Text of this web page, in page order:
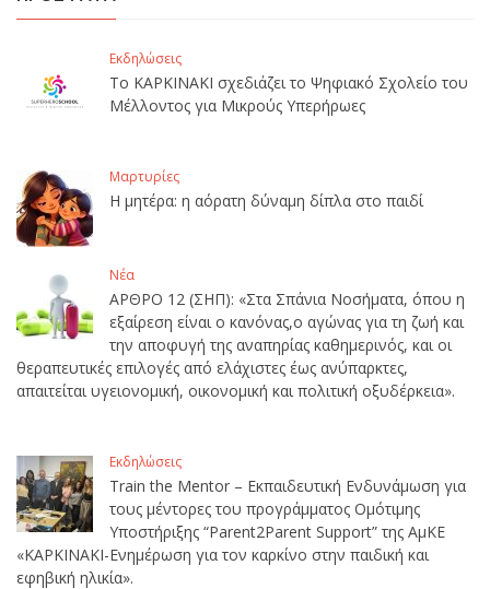
Εκδηλώσεις
Το ΚΑΡΚΙΝΑΚΙ σχεδιάζει το Ψηφιακό Σχολείο του
Μέλλοντος για Μικρούς Υπερήρωες
Μαρτυρίες
Η μητέρα: η αόρατη δύναμη δίπλα στο παιδί
Νέα
ΑΡΘΡΟ 12 (ΣΗΠ): «Στα Σπάνια Νοσήματα, όπου η
εξαίρεση είναι ο κανόνας,ο αγώνας για τη ζωή και
την αποφυγή της αναπηρίας καθημερινός, και οι
θεραπευτικές επιλογές από ελάχιστες έως ανύπαρκτες,
απαιτείται υγειονομική, οικονομική και πολιτική οξυδέρκεια».
Εκδηλώσεις
Train the Mentor – Εκπαιδευτική Ενδυνάμωση για
τους μέντορες του προγράμματος Ομότιμης
Υποστήριξης “Parent2Parent Support” της ΑμΚΕ
«ΚΑΡΚΙΝΑΚΙ-Ενημέρωση για τον καρκίνο στην παιδική και
εφηβική ηλικία».